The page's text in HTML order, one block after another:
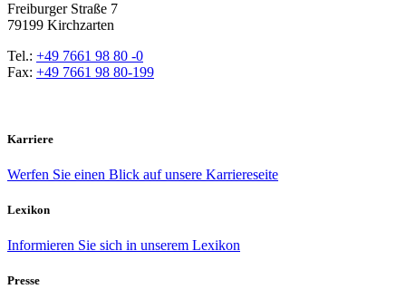
Freiburger Straße 7
79199 Kirchzarten
Tel.: +49 7661 98 80 -0
Fax: +49 7661 98 80-199
Karriere
Werfen Sie einen Blick auf unsere Karriereseite
Lexikon
Informieren Sie sich in unserem Lexikon
Presse